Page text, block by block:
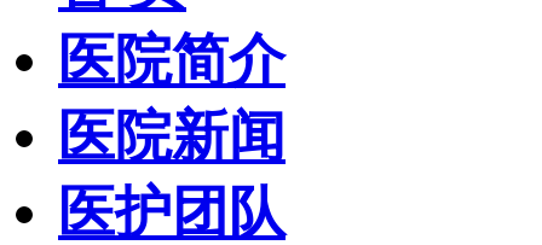
医院简介
医院新闻
医护团队